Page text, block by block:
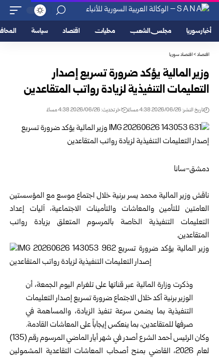
أخبار سوريا مجلس الشعب محليات اقتصاد سياسة
اقتصاد>اقتصاد سوريا
وزير المالية يؤكد ضرورة تسريع إصدار
التعليمات التنفيذية لزيادة رواتب المتقاعدين
تاريخ النشر: 2026/06/26 4:38 مساءً اخر تحديث: 2026/06/26 4:38 مساءً
دمشق-سانا‏
ناقش وزير المالية محمد يسر برنية خلال اجتماع موسع مع المؤسستين
العامتين للتأمين ‏والمعاشات والتأمينات الاجتماعية، آليات إعداد
التعليمات التنفيذية الخاصة بالمرسوم ‏المتعلق بزيادة رواتب
المتقاعدين.‏
وذكرت وزارة المالية عبر قناتها على تلغرام اليوم الجمعة، أن
الوزير برنية أكد خلال ‏الاجتماع ضرورة تسريع إصدار التعليمات
التنفيذية بما يضمن سرعة تنفيذ الزيادة، ‏والمساهمة في
صرفها للمتقاعدين، بما ينعكس إيجاباً على المعاشات القادمة.‏
‏‏وكان الرئيس أحمد الشرع أصدر في شهر أيار الماضي المرسوم رقم (135)
لعام ‌‏2026، القاضي بمنح أصحاب المعاشات التقاعدية المشمولين